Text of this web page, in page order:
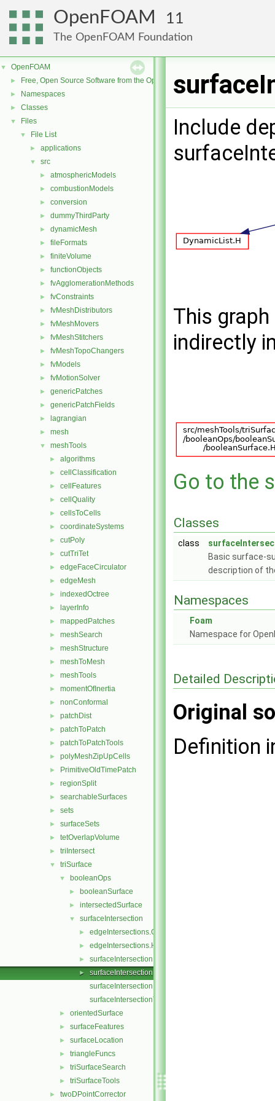
OpenFOAM 11
The OpenFOAM Foundation
▼ OpenFOAM
► Free, Open Source Software from the OpenFOAM Foundation
► Namespaces
► Classes
▼ Files
▼ File List
► applications
▼ src
► atmosphericModels
► combustionModels
► conversion
► dummyThirdParty
► dynamicMesh
► fileFormats
► finiteVolume
► functionObjects
► fvAgglomerationMethods
► fvConstraints
► fvMeshDistributors
► fvMeshMovers
► fvMeshStitchers
► fvMeshTopoChangers
► fvModels
► fvMotionSolver
► genericPatches
► genericPatchFields
► lagrangian
► mesh
▼ meshTools
► algorithms
► cellClassification
► cellFeatures
► cellQuality
► cellsToCells
► coordinateSystems
► cutPoly
► cutTriTet
► edgeFaceCirculator
► edgeMesh
► indexedOctree
► layerInfo
► mappedPatches
► meshSearch
► meshStructure
► meshToMesh
► meshTools
► momentOfInertia
► nonConformal
► patchDist
► patchToPatch
► patchToPatchTools
► polyMeshZipUpCells
► PrimitiveOldTimePatch
► regionSplit
► searchableSurfaces
► sets
► surfaceSets
► tetOverlapVolume
► triIntersect
▼ triSurface
▼ booleanOps
► booleanSurface
► intersectedSurface
▼ surfaceIntersection
► edgeIntersections.C
► edgeIntersections.H
► surfaceIntersection.C
►
surfaceIntersection.H
surfaceIntersectionFuncs.C
surfaceIntersectionTemplates.C
► orientedSurface
► surfaceFeatures
► surfaceLocation
► triangleFuncs
► triSurfaceSearch
► triSurfaceTools
► twoDPointCorrector
Include
This
indirectly
Go to the
Classes
class
Basic surface-
description of
Namespaces
Foam
Namespace for
Detailed
Original
Definition